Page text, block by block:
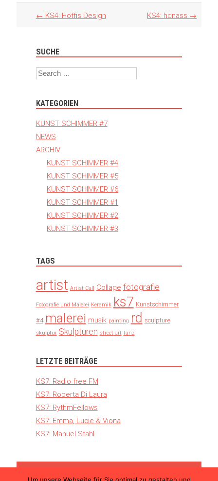
Artikel
← KS4: Hoffis Design KS4: hdnass →
SUCHE
Search
KATEGORIEN
KUNST SCHIMMER #7
NEWS
ARCHIV
KUNST SCHIMMER #4
KUNST SCHIMMER #5
KUNST SCHIMMER #6
KUNST SCHIMMER #1
KUNST SCHIMMER #2
KUNST SCHIMMER #3
TAGS
artist Artist Call Collage fotografie
Fotografie und Malerei Keramik ks7 Kunstschimmer
#4 malerei musik painting rd sculpture
skulptur Skulpturen street art tanz
LETZTE BEITRÄGE
KS7: Radio free FM
KS7: Roberta Di Laura
KS7: RythmFellows
KS7: Emma, Lucie & Viona
KS7: Manuel Stahl